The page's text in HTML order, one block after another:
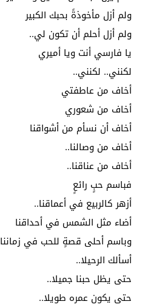
ولم أزل مأخوذةً بحبك الكبير
ولم أزل أحلم أن تكون لي..
يا فارسي أنت ويا أميري
لكنني.. لكنني..
أخاف من عاطفتي
أخاف من شعوري
أخاف أن نسأم من أشواقنا
أخاف من وصالنا..
أخاف من عناقنا..
فباسم حبٍ رائعٍ
أزهر كالربيع في أعماقنا..
أضاء مثل الشمس في أحداقنا
وباسم أحلى قصةٍ للحب في زماننا
أسألك الرحيلا..
حتى يظل حبنا جميلا..
حتى يكون عمره طويلا..